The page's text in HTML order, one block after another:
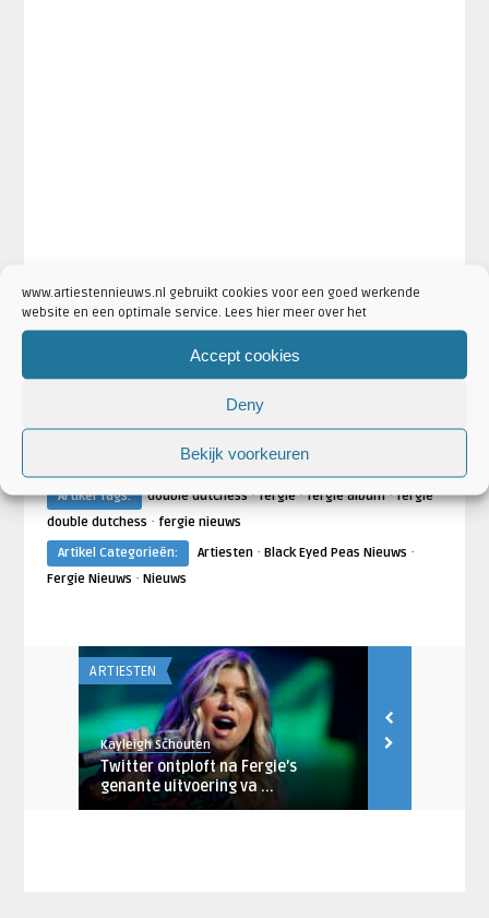
www.artiestennieuws.nl gebruikt cookies voor een goed werkende
website en een optimale service. Lees hier meer over het
Accept cookies
Deny
Bekijk voorkeuren
Artikel Tags: double dutchess·fergie·fergie album·fergie
double dutchess · fergie nieuws
Artikel Categorieën:
Artiesten· Black Eyed Peas Nieuws ·
Fergie Nieuws · Nieuws
ARTIESTEN
Kayleigh Schouten
Twitter ontploft na Fergie’s
genante uitvoering va ...